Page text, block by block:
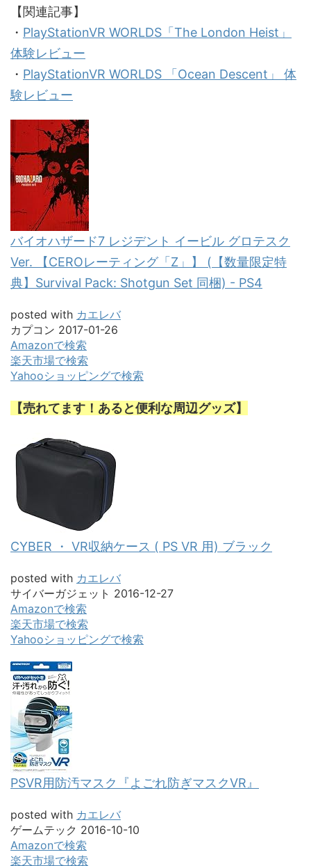
【関連記事】
・ PlayStationVR WORLDS 「The London Heist」
体験レビュー
・ PlayStationVR WORLDS 「Ocean Descent」 体
験レビュー
バイオハザード7 レジデント イービル グロテスク
Ver. 【CEROレーティング「Z」】 (【数量限定特
典】Survival Pack: Shotgun Set 同梱) - PS4
posted with カエレバ
カプコン 2017-01-26
Amazonで検索
楽天市場で検索
Yahooショッピングで検索
【売れてます！あると便利な周辺グッズ】
CYBER ・ VR収納ケース ( PS VR 用) ブラック
posted with カエレバ
サイバーガジェット 2016-12-27
Amazonで検索
楽天市場で検索
Yahooショッピングで検索
PSVR用防汚マスク『よごれ防ぎマスクVR』
posted with カエレバ
ゲームテック 2016-10-10
Amazonで検索
楽天市場で検索